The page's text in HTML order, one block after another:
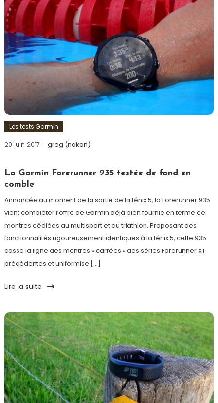
Les tests Garmin
20 juin 2017 greg (nakan)
La Garmin Forerunner 935 testée de fond en
comble
Annoncée au moment de la sortie de la fénix 5, la Forerunner 935
vient compléter l’offre de Garmin déjà bien fournie en terme de
montres dédiées au multisport et au triathlon. Proposant des
fonctionnalités rigoureusement identiques à la fénix 5, cette 935
casse la ligne des montres « carrées » des séries Forerunner XT
précédentes et uniformise […]
Lire la suite